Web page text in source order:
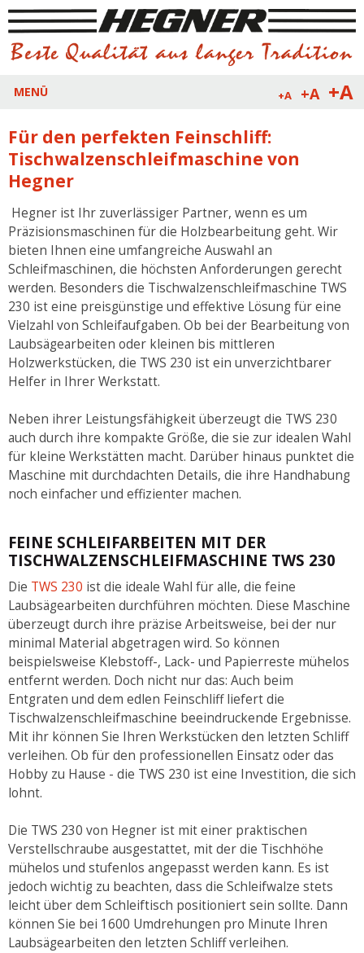
+A +A +A
MENÜ
Für den perfekten Feinschliff:
Tischwalzenschleifmaschine von
Hegner
Hegner ist Ihr zuverlässiger Partner, wenn es um
Präzisionsmaschinen für die Holzbearbeitung geht. Wir
bieten Ihnen eine umfangreiche Auswahl an
Schleifmaschinen, die höchsten Anforderungen gerecht
werden. Besonders die Tischwalzenschleifmaschine TWS
230 ist eine preisgünstige und effektive Lösung für eine
Vielzahl von Schleifaufgaben. Ob bei der Bearbeitung von
Laubsägearbeiten oder kleinen bis mittleren
Holzwerkstücken, die TWS 230 ist ein unverzichtbarer
Helfer in Ihrer Werkstatt.
Neben ihrer Leistungsfähigkeit überzeugt die TWS 230
auch durch ihre kompakte Größe, die sie zur idealen Wahl
für kleine Werkstätten macht. Darüber hinaus punktet die
Maschine mit durchdachten Details, die ihre Handhabung
noch einfacher und effizienter machen.
FEINE SCHLEIFARBEITEN MIT DER
TISCHWALZENSCHLEIFMASCHINE TWS 230
Die TWS 230 ist die ideale Wahl für alle, die feine
Laubsägearbeiten durchführen möchten. Diese Maschine
überzeugt durch ihre präzise Arbeitsweise, bei der nur
minimal Material abgetragen wird. So können
beispielsweise Klebstoff-, Lack- und Papierreste mühelos
entfernt werden. Doch nicht nur das: Auch beim
Entgraten und dem edlen Feinschliff liefert die
Tischwalzenschleifmaschine beeindruckende Ergebnisse.
Mit ihr können Sie Ihren Werkstücken den letzten Schliff
verleihen. Ob für den professionellen Einsatz oder das
Hobby zu Hause - die TWS 230 ist eine Investition, die sich
lohnt.
Die TWS 230 von Hegner ist mit einer praktischen
Verstellschraube ausgestattet, mit der die Tischhöhe
mühelos und stufenlos angepasst werden kann. Es ist
jedoch wichtig zu beachten, dass die Schleifwalze stets
leicht über dem Schleiftisch positioniert sein sollte. Dann
können Sie bei 1600 Umdrehungen pro Minute Ihren
Laubsägearbeiten den letzten Schliff verleihen.